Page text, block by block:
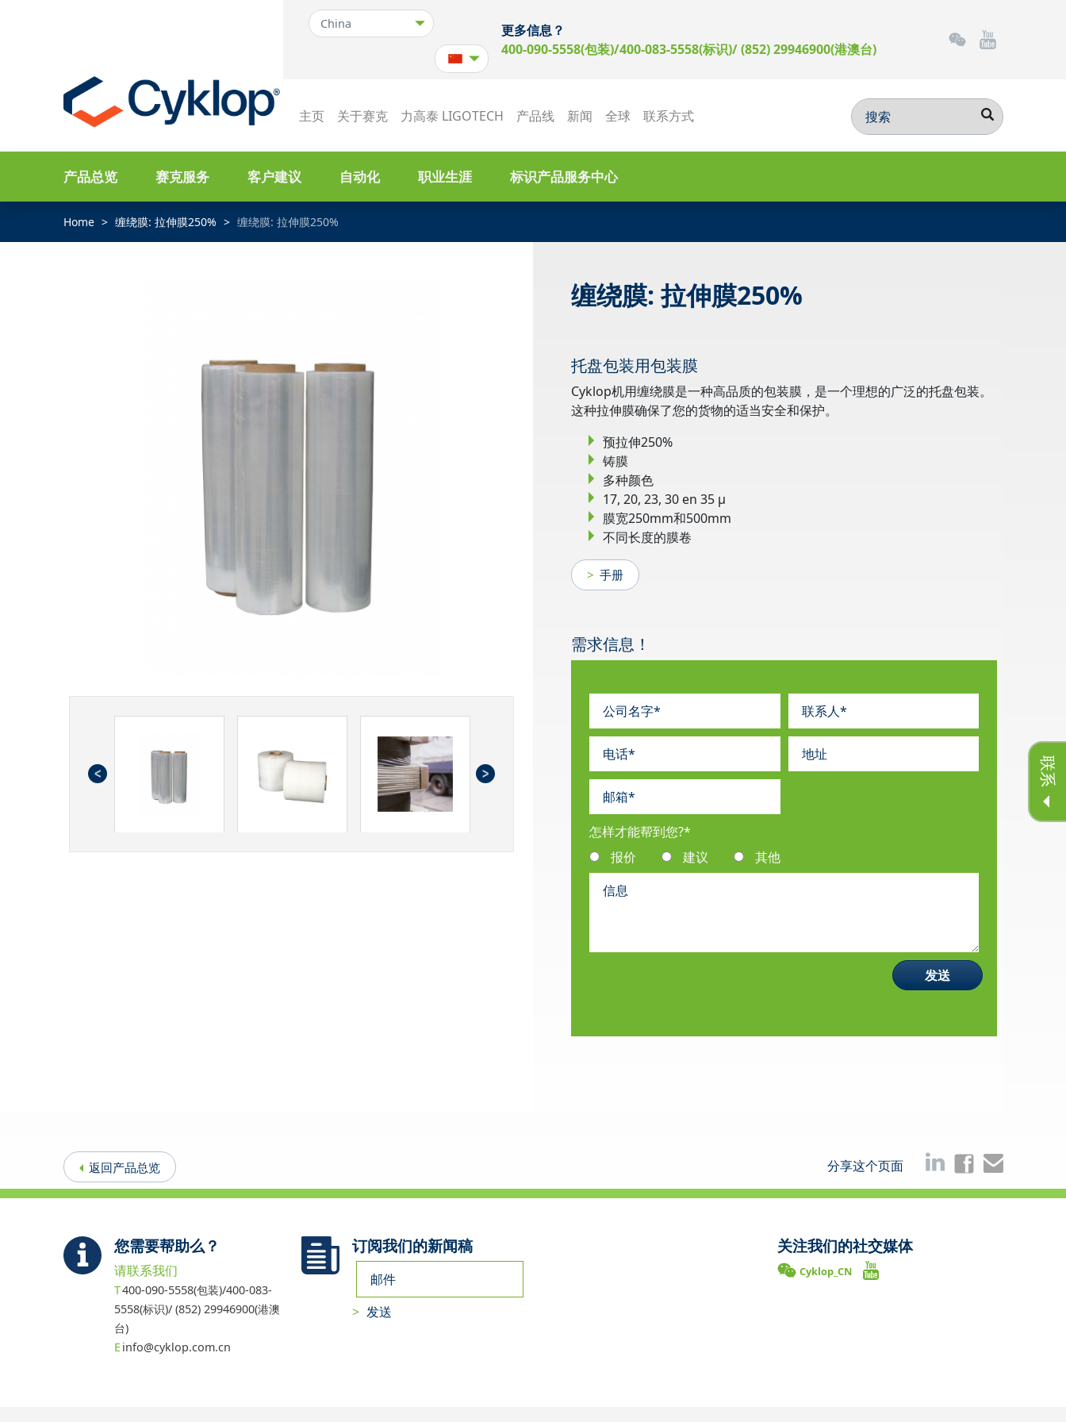
主页 关于赛克 力高泰 LIGOTECH 产品线 新闻 全球 联系方式
更多信息？
400-090-5558(包装)/400-083-5558(标识)/ (852) 29946900(港澳台)
产品总览 赛克服务 客户建议 自动化 职业生涯 标识产品服务中心
联系
Home 缠绕膜: 拉伸膜250% 缠绕膜: 拉伸膜250%
缠绕膜: 拉伸膜250%
托盘包装用包装膜
Cyklop机用缠绕膜是一种高品质的包装膜，是一个理想的广泛的托盘包装。
这种拉伸膜确保了您的货物的适当安全和保护。
预拉伸250%
铸膜
多种颜色
17, 20, 23, 30 en 35 μ
膜宽250mm和500mm
不同长度的膜卷
手册
需求信息！
怎样才能帮到您?*
报价
建议 其他
返回产品总览 分享这个页面
您需要帮助么？
请联系我们
400-090-5558(包装)/400-083-
5558(标识)/ (852) 29946900(港澳
台)
info@cyklop.com.cn
订阅我们的新闻稿 关注我们的社交媒体
Cyklop_CN